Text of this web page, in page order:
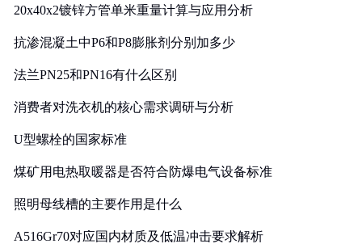
20x40x2镀锌方管单米重量计算与应用分析
抗渗混凝土中P6和P8膨胀剂分别加多少
法兰PN25和PN16有什么区别
消费者对洗衣机的核心需求调研与分析
U型螺栓的国家标准
煤矿用电热取暖器是否符合防爆电气设备标准
照明母线槽的主要作用是什么
A516Gr70对应国内材质及低温冲击要求解析